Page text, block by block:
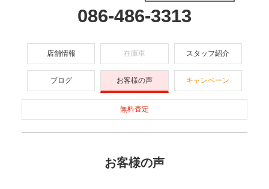
086-486-3313
店舗情報 在庫車 スタッフ紹介
ブログ お客様の声 キャンペーン
無料査定
お客様の声